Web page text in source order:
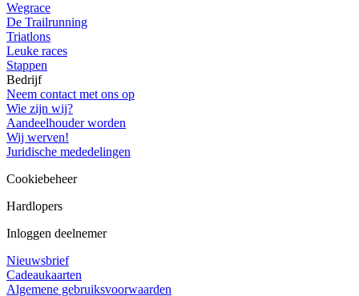
Wegrace
De Trailrunning
Triatlons
Leuke races
Stappen
Bedrijf
Neem contact met ons op
Wie zijn wij?
Aandeelhouder worden
Wij werven!
Juridische mededelingen
Cookiebeheer
Hardlopers
Inloggen deelnemer
Nieuwsbrief
Cadeaukaarten
Algemene gebruiksvoorwaarden